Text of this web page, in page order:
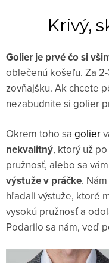
Krivý,
Golier je prvé čo si
oblečenú košeľu. Za
zovňajšku. Ak chcete
nezabudnite si golier
Okrem toho sa golier
nekvalitný, ktorý už
pružnosť, alebo sa vám
výstuže v práčke.
hľadali výstuže, ktoré
vysokú pružnosť a
Podarilo sa nám, veď